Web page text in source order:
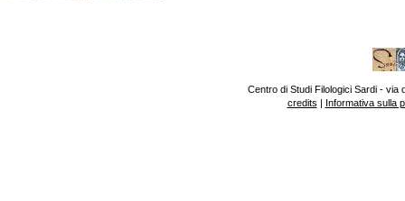
Centro di Studi Filologici Sardi - via
credits | Informativa sulla